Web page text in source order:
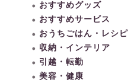
おすすめグッズ
おすすめサービス
おうちごはん・レシピ
収納・インテリア
引越・転勤
美容・健康